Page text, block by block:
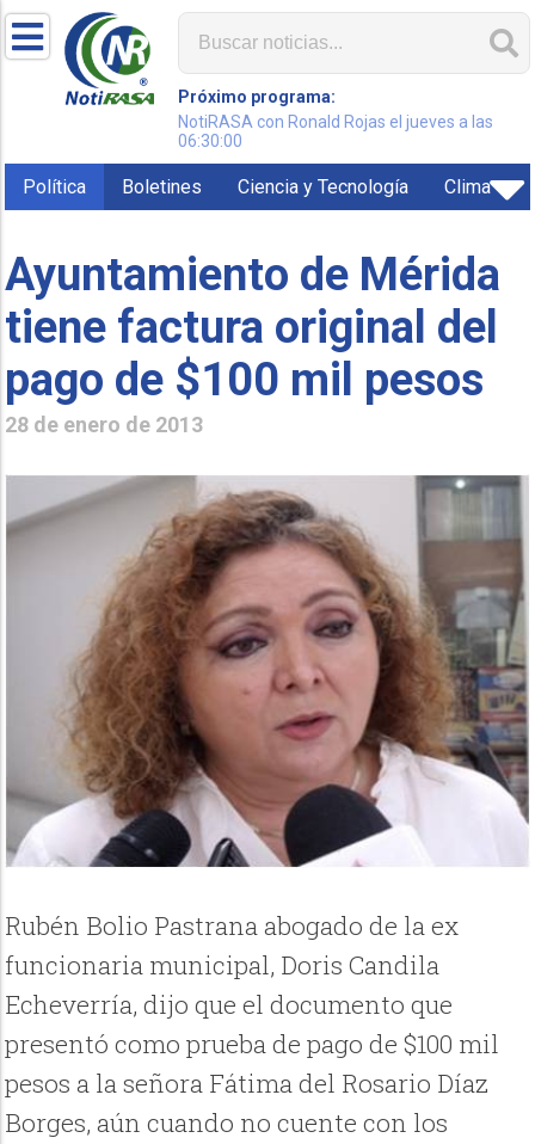
Próximo programa:
NotiRASA con Ronald Rojas el jueves a las
06:30:00
Política Boletines Ciencia y Tecnología Clima
Ayuntamiento de Mérida
tiene factura original del
pago de $100 mil pesos
28 de enero de 2013
Rubén Bolio Pastrana abogado de la ex
funcionaria municipal, Doris Candila
Echeverría, dijo que el documento que
presentó como prueba de pago de $100 mil
pesos a la señora Fátima del Rosario Díaz
Borges, aún cuando no cuente con los